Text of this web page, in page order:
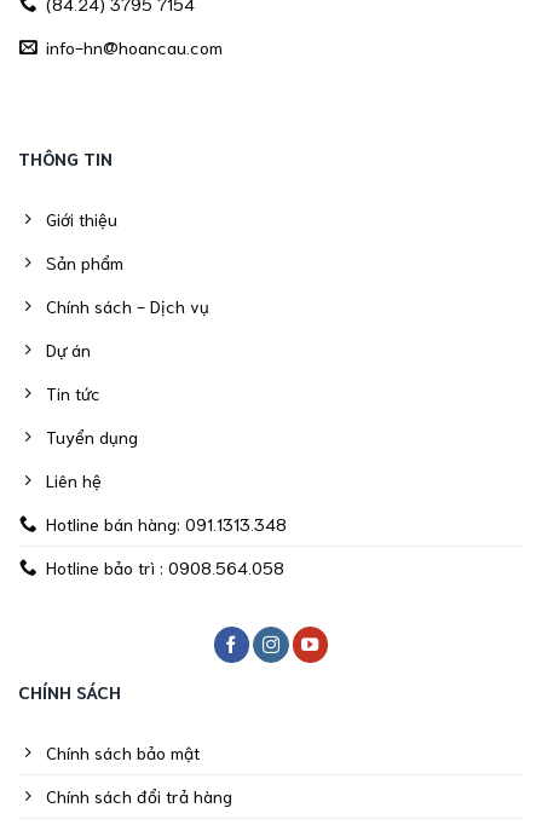
info-hn@hoancau.com
THÔNG TIN
Giới thiệu
Sản phẩm
Chính sách - Dịch vụ
Dự án
Tin tức
Tuyển dụng
Liên hệ
Hotline bán hàng: 091.1313.348
Hotline bảo trì : 0908.564.058
CHÍNH SÁCH
Chính sách bảo mật
Chính sách đổi trả hàng